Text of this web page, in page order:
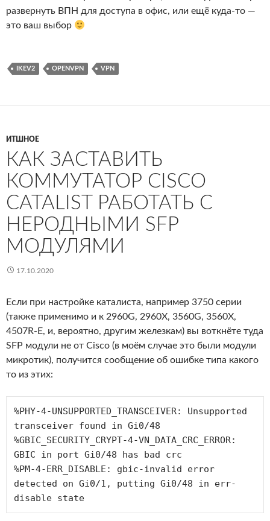
развернуть ВПН для доступа в офис, или ещё куда-то —
это ваш выбор
IKEV2 OPENVPN VPN
ИТШНОЕ
КАК ЗАСТАВИТЬ
КОММУТАТОР CISCO
CATALIST РАБОТАТЬ С
НЕРОДНЫМИ SFP
МОДУЛЯМИ
17.10.2020
Если при настройке каталиста, например 3750 серии
(также применимо и к 2960G, 2960X, 3560G, 3560X,
4507R-E, и, вероятно, другим железкам) вы воткнёте туда
SFP модули не от Cisco (в моём случае это были модули
микротик), получится сообщение об ошибке типа какого
то из этих:
%PHY-4-UNSUPPORTED_TRANSCEIVER: Unsupported
transceiver found in Gi0/48
%GBIC_SECURITY_CRYPT-4-VN_DATA_CRC_ERROR:
GBIC in port Gi0/48 has bad crc
%PM-4-ERR_DISABLE: gbic-invalid error
detected on Gi0/1, putting Gi0/48 in err-
disable state